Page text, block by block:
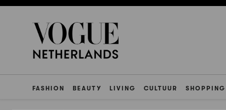
FASHION BEAUTY LIVING CULTUUR SHOPPING